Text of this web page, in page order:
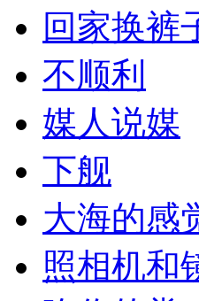
回家换裤
不顺利
媒人说媒
下舰
大海的感
照相机和